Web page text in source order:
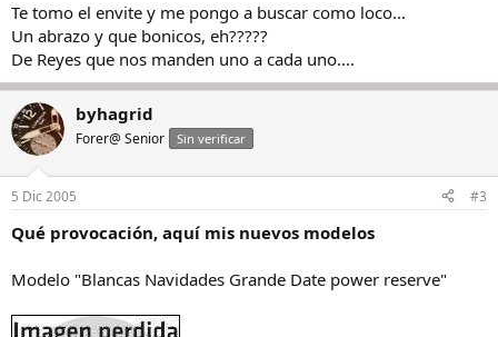
Te tomo el envite y me pongo a buscar como loco...
Un abrazo y que bonicos, eh?????
De Reyes que nos manden uno a cada uno....
byhagrid
Forer@ Senior Sin verificar
5 Dic 2005 #3
Qué provocación, aquí mis nuevos modelos
Modelo "Blancas Navidades Grande Date power reserve"